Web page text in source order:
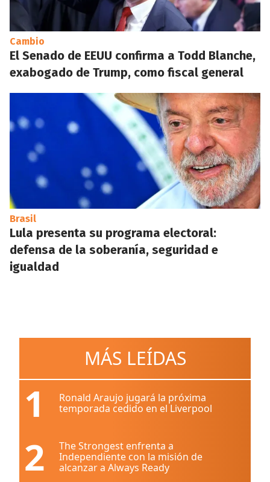
Cambio
El Senado de EEUU confirma a Todd Blanche,
exabogado de Trump, como fiscal general
Brasil
Lula presenta su programa electoral:
defensa de la soberanía, seguridad e
igualdad
MÁS LEÍDAS
1
Ronald Araujo jugará la próxima
temporada cedido en el Liverpool
2
The Strongest enfrenta a
Independiente con la misión de
alcanzar a Always Ready